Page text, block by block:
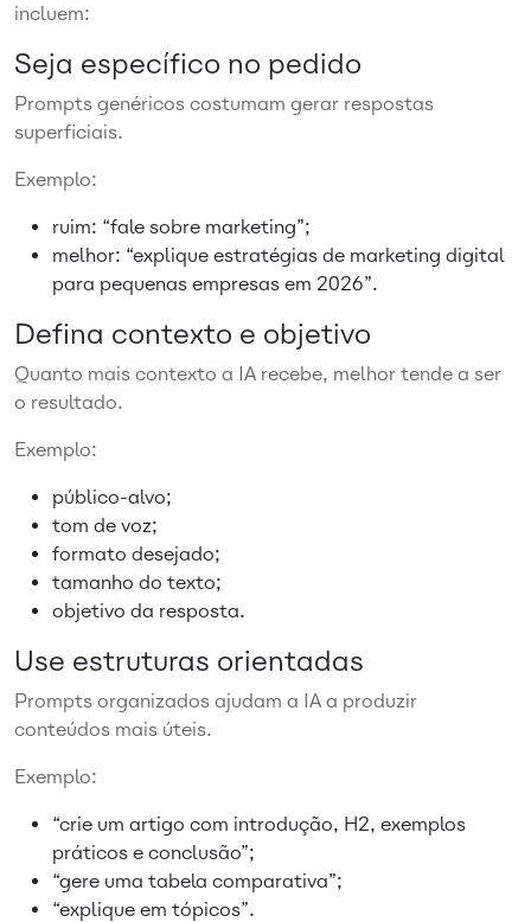
incluem:
Seja específico no pedido
Prompts genéricos costumam gerar respostas
superficiais.
Exemplo:
ruim: “fale sobre marketing”;
melhor: “explique estratégias de marketing digital
para pequenas empresas em 2026”.
Defina contexto e objetivo
Quanto mais contexto a IA recebe, melhor tende a ser
o resultado.
Exemplo:
público-alvo;
tom de voz;
formato desejado;
tamanho do texto;
objetivo da resposta.
Use estruturas orientadas
Prompts organizados ajudam a IA a produzir
conteúdos mais úteis.
Exemplo:
“crie um artigo com introdução, H2, exemplos
práticos e conclusão”;
“gere uma tabela comparativa”;
“explique em tópicos”.